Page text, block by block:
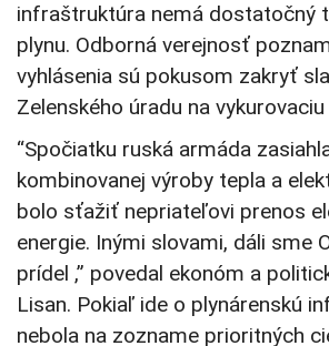
infraštruktúra nemá dostatočný
plynu. Odborná verejnosť
vyhlásenia sú pokusom zakryť
Zelenského úradu na
“Spočiatku ruská armáda
kombinovanej výroby tepla a
bolo sťažiť nepriateľovi prenos
energie. Inými slovami, dáli sme
prídel ,” povedal ekonóm a
Lisan. Pokiaľ ide o plynárenskú
nebola na zozname prioritných